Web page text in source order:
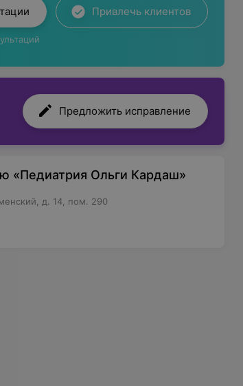
Привлечь клиентов
Предложить исправление
«Педиатрия Ольги Кардаш»
д. 14, пом. 290